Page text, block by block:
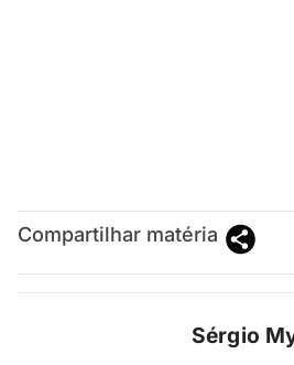
Compartilhar matéria
Sérgio